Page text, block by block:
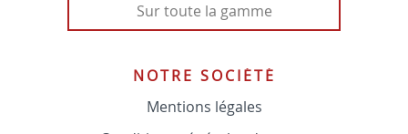
Sur toute la gamme
NOTRE SOCIÉTÉ
Mentions légales